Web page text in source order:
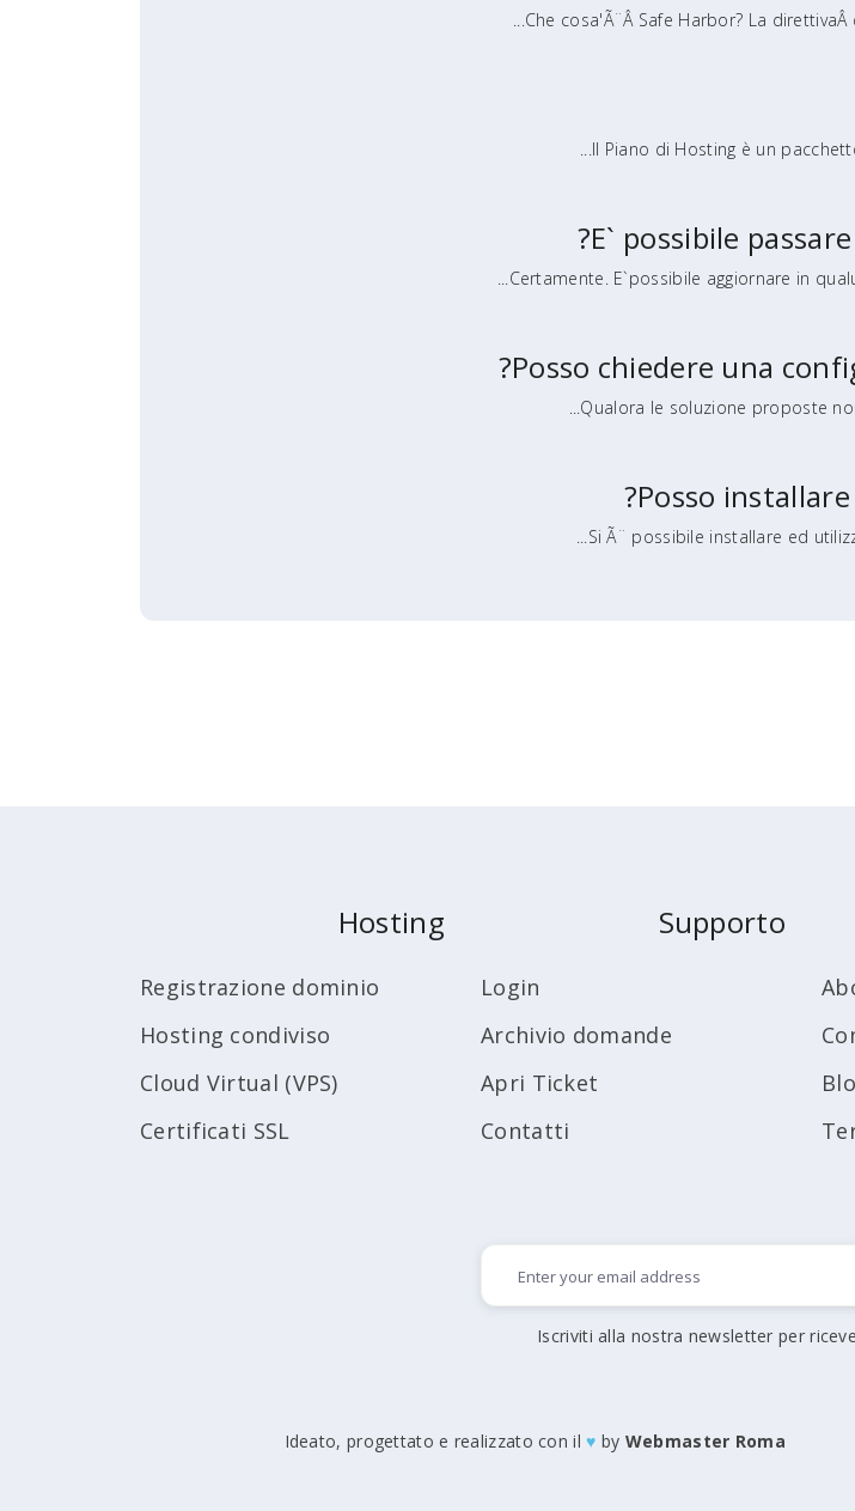
Che cosa'Ã¨Â Safe Harbor? La
Il Piano di Hosting è un
E` possibile
Certamente. E`possibile aggiornare in
Posso chiedere una
Qualora le soluzione proposte
Posso
Si Ã¨ possibile installare ed
Hosting
Registrazione dominio
Hosting condiviso
Cloud Virtual (VPS)
Certificati SSL
Supporto
Login
Archivio domande
Apri Ticket
Contatti
Iscriviti alla nostra newsletter per
Ideato, progettato e realizzato con il♥ by Webmaster Roma